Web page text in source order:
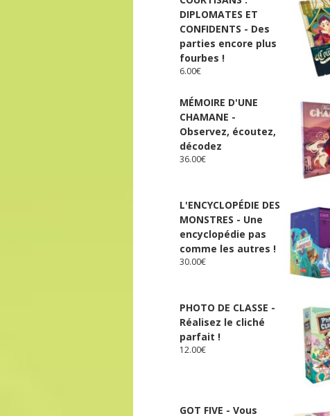
DIPLOMATES ET
CONFIDENTS - Des
parties encore plus
fourbes !
6.00€
MÉMOIRE D'UNE
CHAMANE -
Observez, écoutez,
décodez
36.00€
L'ENCYCLOPÉDIE DES
MONSTRES - Une
encyclopédie pas
comme les autres !
30.00€
PHOTO DE CLASSE -
Réalisez le cliché
parfait !
12.00€
GOT FIVE - Vous